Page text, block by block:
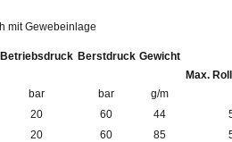
mit Gewebeinlage
Betriebsdruck
bar
Berstdruck
bar
Gewicht
g/m
Max.
20 60 44
20 60 85